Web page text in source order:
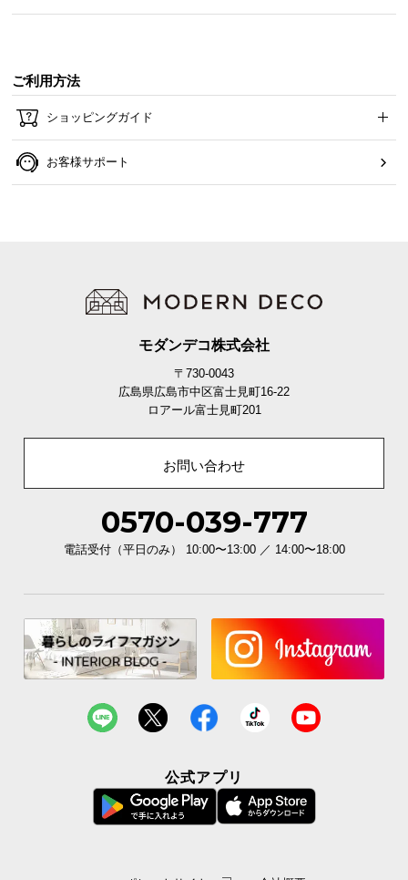
ご利用方法
ショッピングガイド
お客様サポート
モダンデコ株式会社
〒730-0043
広島県広島市中区富士見町16-22
ロアール富士見町201
お問い合わせ
0570-039-777
電話受付（平日のみ） 10:00〜13:00 ／ 14:00〜18:00
公式アプリ